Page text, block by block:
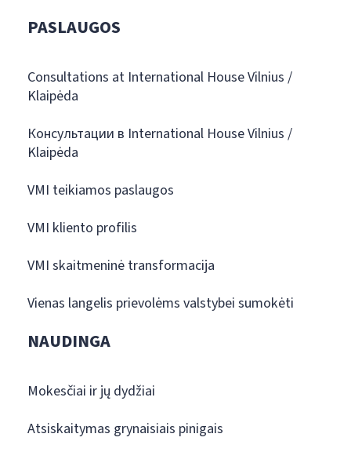
PASLAUGOS
Consultations at International House Vilnius /
Klaipėda
Консультации в International House Vilnius /
Klaipėda
VMI teikiamos paslaugos
VMI kliento profilis
VMI skaitmeninė transformacija
Vienas langelis prievolėms valstybei sumokėti
NAUDINGA
Mokesčiai ir jų dydžiai
Atsiskaitymas grynaisiais pinigais